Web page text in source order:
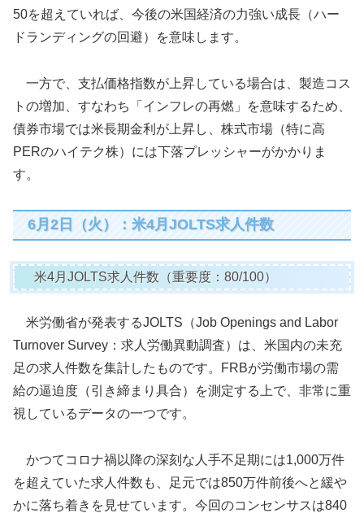
50を超えていれば、今後の米国経済の力強い成長（ハー
ドランディングの回避）を意味します。
一方で、支払価格指数が上昇している場合は、製造コス
トの増加、すなわち「インフレの再燃」を意味するため、
債券市場では米長期金利が上昇し、株式市場（特に高
PERのハイテク株）には下落プレッシャーがかかりま
す。
6月2日（火）：米4月JOLTS求人件数
米4月JOLTS求人件数（重要度：80/100）
米労働省が発表するJOLTS（Job Openings and Labor
Turnover Survey：求人労働異動調査）は、米国内の未充
足の求人件数を集計したものです。FRBが労働市場の需
給の逼迫度（引き締まり具合）を測定する上で、非常に重
視しているデータの一つです。
かつてコロナ禍以降の深刻な人手不足期には1,000万件
を超えていた求人件数も、足元では850万件前後へと緩や
かに落ち着きを見せています。今回のコンセンサスは840